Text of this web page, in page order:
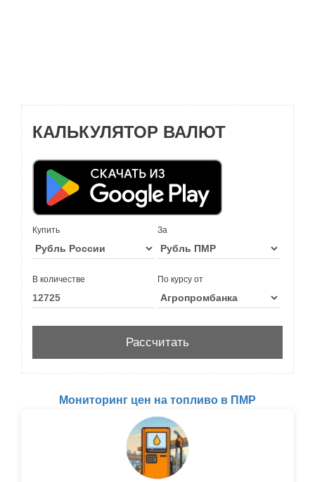
КАЛЬКУЛЯТОР ВАЛЮТ
Купить За
В количестве По курсу от
Мониторинг цен на топливо в ПМР